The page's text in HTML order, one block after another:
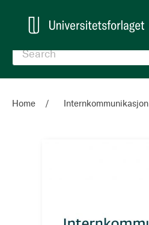
Home Internkommunikasjon